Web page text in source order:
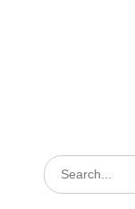
Search
for: